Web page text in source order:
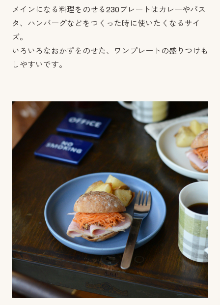
メインになる料理をのせる230プレートはカレーやパス
タ、ハンバーグなどをつくった時に使いたくなるサイ
ズ。
いろいろなおかずをのせた、ワンプレートの盛りつけも
しやすいです。